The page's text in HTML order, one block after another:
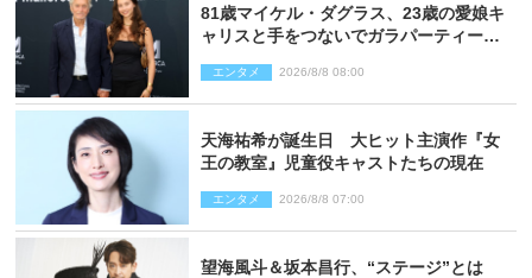
81歳マイケル・ダグラス、23歳の愛娘キ
ャリスと手をつないでガラパーティーに
エンタメ 2026/8/8 08:00
天海祐希が誕生日 大ヒット主演作『女
王の教室』児童役キャストたちの現在
エンタメ 2026/8/8 07:00
望海風斗＆坂本昌行、“ステージ”とは